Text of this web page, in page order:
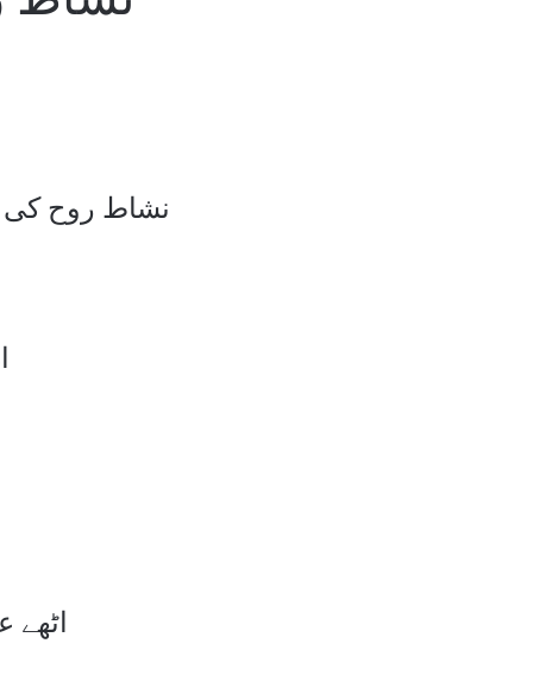
نشاط روح کی